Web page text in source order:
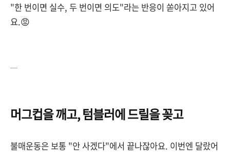
"한 번이면 실수, 두 번이면 의도"라는 반응이 쏟아지고 있어
요.😡
—
머그컵을 깨고, 텀블러에 드릴을 꽂고
불매운동은 보통 "안 사겠다"에서 끝나잖아요. 이번엔 달랐어